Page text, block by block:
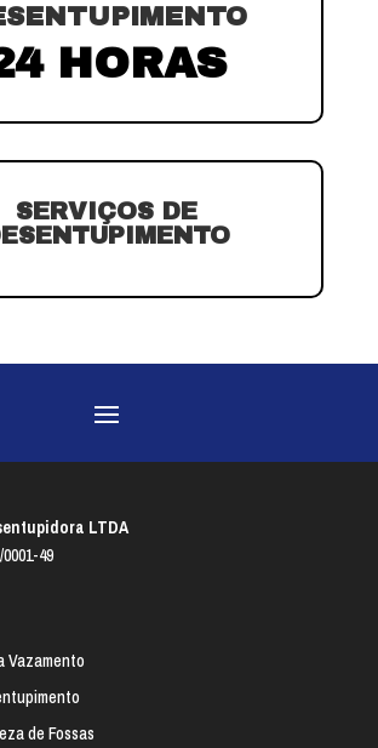
HORAS
SERVIÇOS DE
LTDA
49
Vazamento
de Fossas